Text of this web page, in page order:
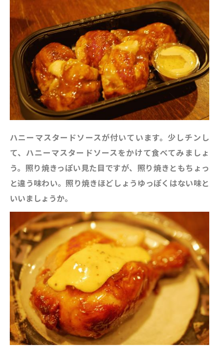
ハニーマスタードソースが付いています。少しチンし
て、ハニーマスタードソースをかけて食べてみましょ
う。照り焼きっぽい見た目ですが、照り焼きともちょっ
と違う味わい。照り焼きほどしょうゆっぽくはない味と
いいましょうか。